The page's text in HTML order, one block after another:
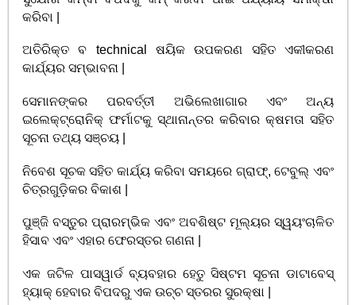
କରିବା |
ଅତିରିକ୍ତ ବ technical ଷୟିକ ଉପକରଣ ସହିତ ଏକୀକରଣ
କାର୍ଯ୍ୟର ସମ୍ଭାବନା |
ସେମାନଙ୍କର ପରବର୍ତ୍ତୀ ଅଭିଲେଖାଗାର ଏବଂ ଅନ୍ୟ
ଇଲେକ୍ଟ୍ରୋନିକ୍ ଫର୍ମାଟକୁ ସ୍ଥାନାନ୍ତର କରିବାର କ୍ଷମତା ସହିତ
ସୂଚନା ତଥ୍ୟ ସଞ୍ଚୟ |
ନିବେଶ ସୂଚକ ସହିତ କାର୍ଯ୍ୟ କରିବା ସମୟରେ ଗ୍ରାଫ୍, ଟେବୁଲ୍ ଏବଂ
ଚିତ୍ରଗୁଡ଼ିକର ବିକାଶ |
ପୁଞ୍ଜି ବସ୍ତୁର ପ୍ରାରମ୍ଭିକ ଏବଂ ଅବଶିଷ୍ଟ ମୂଲ୍ୟର ସ୍ୱୟଂଚାଳିତ
ହିସାବ ଏବଂ ଏହାର ଫେରସ୍ତର ଗଣନା |
ଏକ ଜଟିଳ ପାସୱାର୍ଡ ବ୍ୟବହାର ହେତୁ ସିଷ୍ଟମ ସୂଚନା ଡାଟାବେସ୍
ହ୍ୟାକ୍ ହେବାର ବିପଦରୁ ଏକ ଉଚ୍ଚ ସ୍ତରର ସୁରକ୍ଷା |